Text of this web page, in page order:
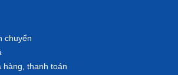
chuyển
hàng, thanh toán